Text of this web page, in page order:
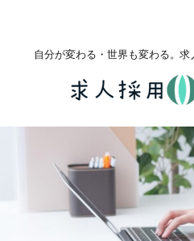
自分が変わる・世界も変わる。